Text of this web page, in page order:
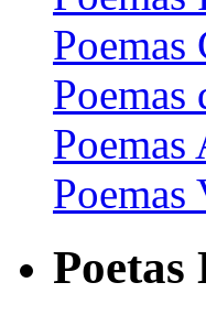
Poemas
Poemas
Poemas
Poemas
Poetas